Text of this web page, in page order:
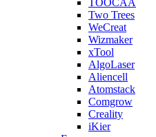
TOOCAA
Two Trees
WeCreat
Wizmaker
xTool
AlgoLaser
Aliencell
Atomstack
Comgrow
Creality
iKier